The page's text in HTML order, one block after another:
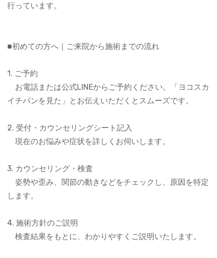
行っています。
■初めての方へ｜ご来院から施術までの流れ
1. ご予約
お電話または公式LINEからご予約ください。「ヨコスカ
イチバンを見た」とお伝えいただくとスムーズです。
2. 受付・カウンセリングシート記入
現在のお悩みや症状を詳しくお伺いします。
3. カウンセリング・検査
姿勢や歪み、関節の動きなどをチェックし、原因を特定
します。
4. 施術方針のご説明
検査結果をもとに、わかりやすくご説明いたします。